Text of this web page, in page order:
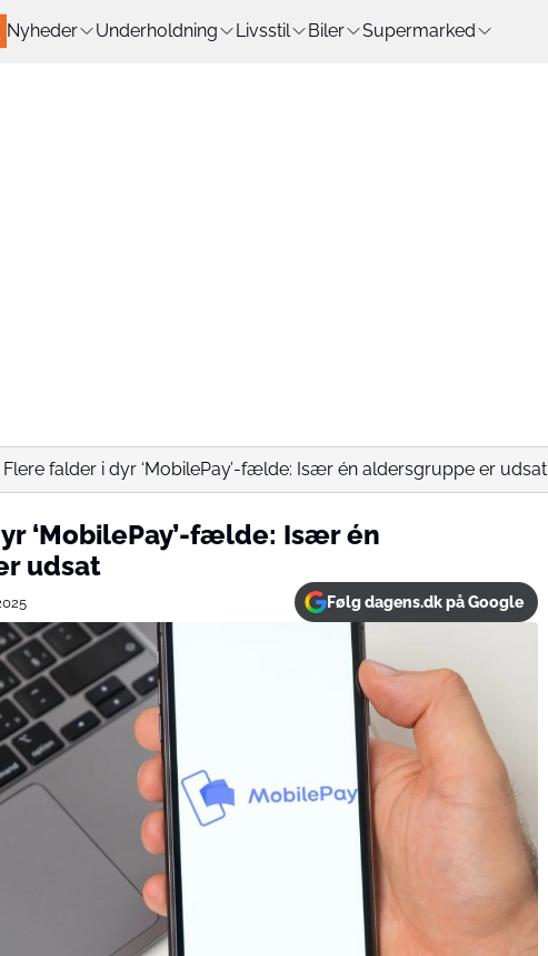
Nyheder Underholdning Livsstil Biler Supermarked
Flere falder i dyr ‘MobilePay’-fælde: Især én aldersgruppe er udsat
‘MobilePay’-fælde: Især én
udsat
Følg dagens.dk på Google